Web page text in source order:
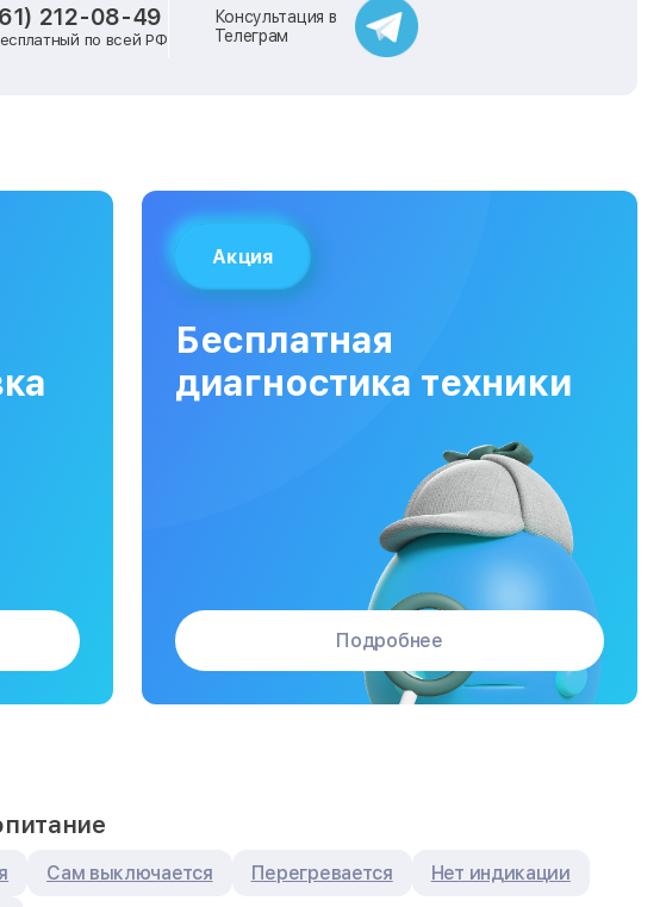
от 40 мин
от 40 мин
от 120 мин
212-08-49
по всей РФ
Консультация в
Телеграм
Акция
Бесплатная
диагностика техники
Подробнее
Сам выключается Перегревается Нет индикации